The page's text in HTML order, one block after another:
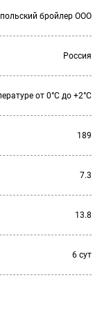
бройлер ООО
Россия
от 0°С до +2°С
189
7.3
13.8
6 сут